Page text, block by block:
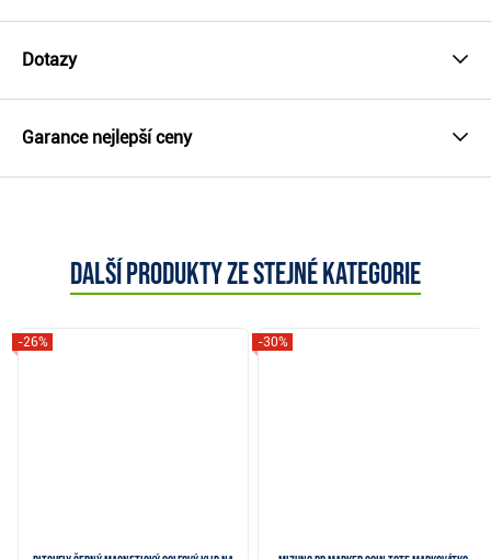
Dotazy
Garance nejlepší ceny
Další produkty ze stejné kategorie
-26% -30%